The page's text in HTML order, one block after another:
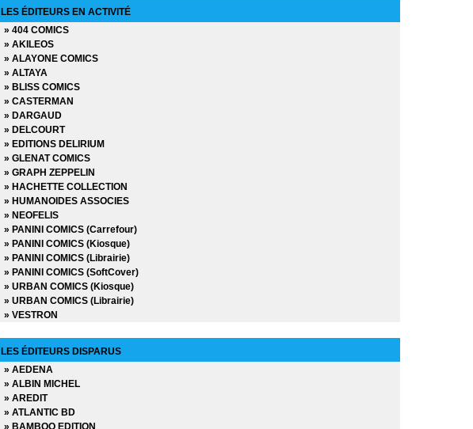
Mandrake - Mondes mysterieux
» Parade de la bande dessinée
» Prince Valiant
» Spécial le fantome
» Spécial le fantome série 2
» Spécial le fantome série 3
» Spécial Mandrake
» Spécial Mandrake Série 2
» Star Trek
» Tonnerre
» Turok
LES ÉDITEURS EN ACTIVITÉ
» 404 COMICS
» AKILEOS
» ALAYONE COMICS
» ALTAYA
» BLISS COMICS
» CASTERMAN
» DARGAUD
» DELCOURT
» EDITIONS DELIRIUM
» GLENAT COMICS
» GRAPH ZEPPELIN
» HACHETTE COLLECTION
» HUMANOIDES ASSOCIES
» NEOFELIS
» PANINI COMICS (Carrefour)
» PANINI COMICS (Kiosque)
» PANINI COMICS (Librairie)
» PANINI COMICS (SoftCover)
» URBAN COMICS (Kiosque)
» URBAN COMICS (Librairie)
» VESTRON
LES ÉDITEURS DISPARUS
» AEDENA
» ALBIN MICHEL
» AREDIT
» ATLANTIC BD
» BAMBOO EDITION